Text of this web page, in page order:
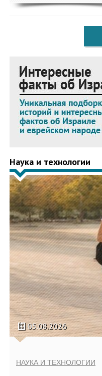
Наука и технологии
05.08.2026
НАУКА И ТЕХНОЛОГИИ